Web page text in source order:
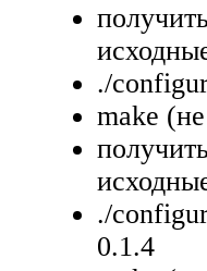
./
make
./
0.1.4